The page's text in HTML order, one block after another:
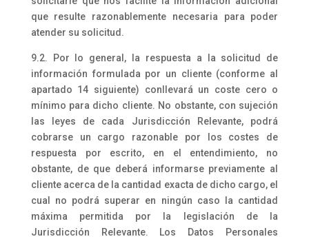
que resulte razonablemente necesaria para poder
atender su solicitud.
9.2. Por lo general, la respuesta a la solicitud de
información formulada por un cliente (conforme al
apartado 14 siguiente) conllevará un coste cero o
mínimo para dicho cliente. No obstante, con sujeción
las leyes de cada Jurisdicción Relevante, podrá
cobrarse un cargo razonable por los costes de
respuesta por escrito, en el entendimiento, no
obstante, de que deberá informarse previamente al
cliente acerca de la cantidad exacta de dicho cargo, el
cual no podrá superar en ningún caso la cantidad
máxima permitida por la legislación de la
Jurisdicción Relevante. Los Datos Personales